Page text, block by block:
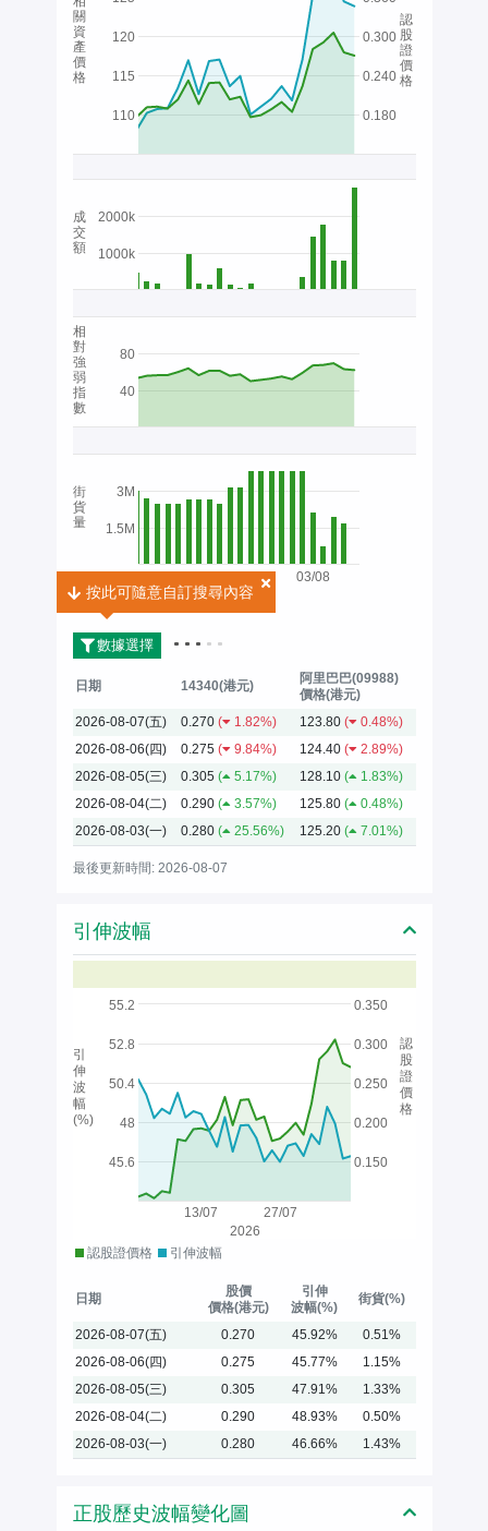
03/08
110
115
120 0.300
0.180
0.240
1000k
2000k
40
80
1.5M
3M
2026
關
資
產
價
格
認
股
證
價
格
成
交
額
相
對
強
弱
指
數
街
貨
量
數據選擇
按此可隨意自訂搜尋內容
日期 14340(港元)
阿里巴巴(09988)
價格(港元)
2026-08-07(五)
0.270 ( 1.82%) 123.80 (
0.48%)
2026-08-06(四)
0.275 ( 9.84%) 124.40 (
2.89%)
2026-08-05(三)
0.305 ( 5.17%) 128.10 (
1.83%)
2026-08-04(二)
0.290 ( 3.57%) 125.80 (
0.48%)
2026-08-03(一)
0.280 ( 25.56%) 125.20 ( 7.01%)
最後更新時間: 2026-08-07
引伸波幅
13/07 27/07
45.6
48
50.4
52.8
55.2
0.150
0.200
0.250
0.300
0.350
2026
引
伸
波
幅
(%)
認
股
證
價
格
認股證價格 引伸波幅
日期
股價
價格(港元)
引伸
波幅(%)
街貨(%)
2026-08-07(五) 0.270 45.92%
0.51%
2026-08-06(四)
0.275 45.77%
1.15%
2026-08-05(三)
0.305 47.91%
1.33%
2026-08-04(二)
0.290 48.93%
0.50%
2026-08-03(一)
0.280 46.66% 1.43%
正股歷史波幅變化圖